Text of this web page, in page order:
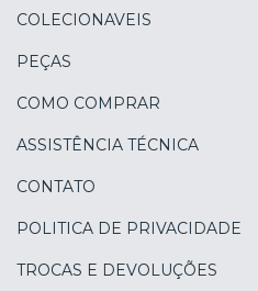
COLECIONAVEIS
PEÇAS
COMO COMPRAR
ASSISTÊNCIA TÉCNICA
CONTATO
POLITICA DE PRIVACIDADE
TROCAS E DEVOLUÇÕES